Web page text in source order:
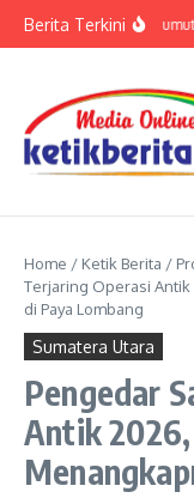
Berita TerkiniKPwBI
Home / Ketik Berita /
Terjaring Operasi
di Paya Lombang
Sumatera Utara
Pengedar
Antik